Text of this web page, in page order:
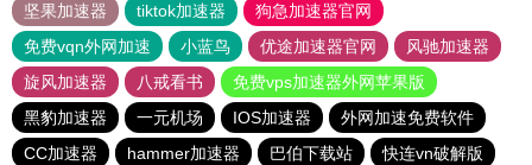
坚果加速器
tiktok加速器
狗急加速器官网
免费vqn外网加速
小蓝鸟 优途加速器官网
风驰加速器
旋风加速器
八戒看书
免费vps加速器外网苹果版
黑豹加速器
一元机场 IOS加速器
外网加速免费软件
CC加速器
hammer加速器 巴伯下载站 快连vn破解版